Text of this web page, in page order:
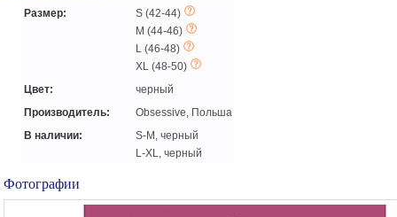
Размер:
S (42-44)
M (44-46)
L (46-48)
XL (48-50)
Цвет:
черный
Производитель:
Obsessive, Польша
В наличии:
S-M, черный
L-XL, черный
Фотографии